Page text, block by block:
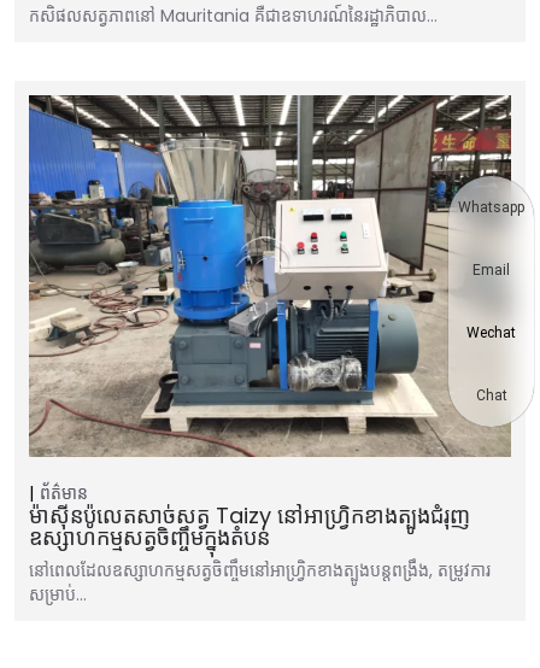
កសិផលសត្វភាពនៅ Mauritania គឺជាឧទាហរណ៍នៃរដ្ឋាភិបាល…
ព័ត៌មាន
ម៉ាស៊ីនប៉ូលេតសាច់សត្វ Taizy នៅអាហ្រ្វិកខាងត្បូងជំរុញ
ឧស្សាហកម្មសត្វចិញ្ចឹមក្នុងតំបន់
នៅពេលដែលឧស្សាហកម្មសត្វចិញ្ចឹមនៅអាហ្រ្វិកខាងត្បូងបន្តពង្រឹង, តម្រូវការ
សម្រាប់…
Whatsapp
Email
Wechat
Chat